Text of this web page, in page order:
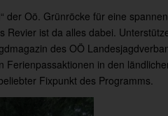
der Oö. Grünröcke für eine
Revier ist da alles dabei.
des OÖ
Ferienpassaktionen in den
Fixpunkt des Programms.